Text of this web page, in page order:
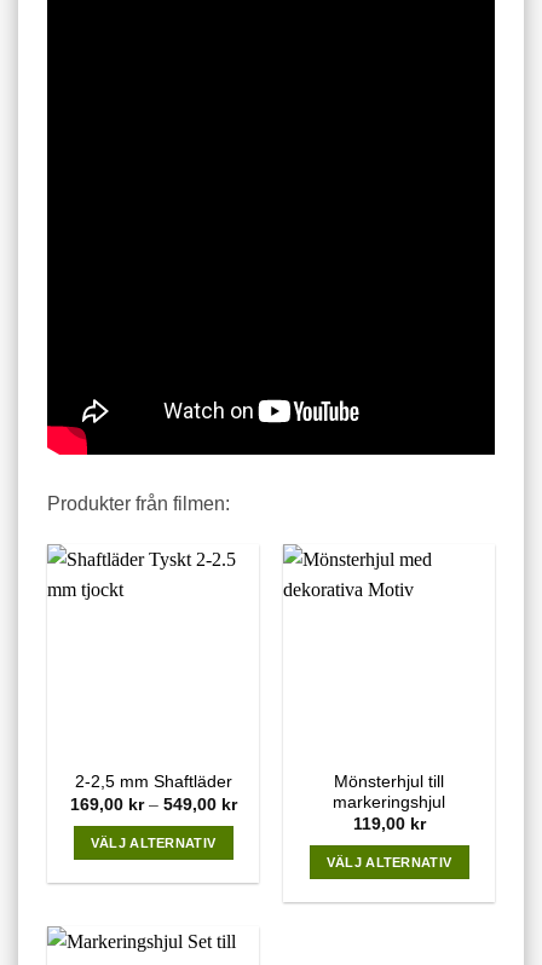
Produkter från filmen:
2-2,5 mm Shaftläder
169,00 kr – 549,00 krPrice
VÄLJ ALTERNATIV
multiple
Mönsterhjul till
markeringshjul
119,00 kr
VÄLJ ALTERNATIV